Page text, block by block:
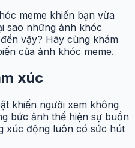
meme khiến bạn vừa
sao những ảnh khóc
vậy? Hãy cùng khám
của ảnh khóc meme.
xúc
khiến người xem không
bức ảnh thể hiện sự buồn
xúc động luôn có sức hút